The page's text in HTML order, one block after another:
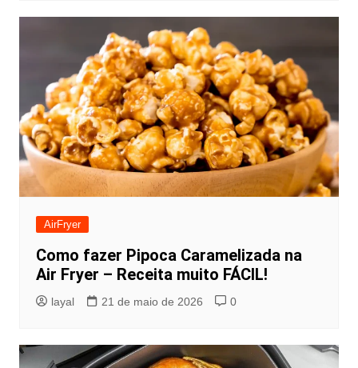
AirFryer
Como fazer Pipoca Caramelizada na
Air Fryer – Receita muito FÁCIL!
layal 21 de maio de 2026 0